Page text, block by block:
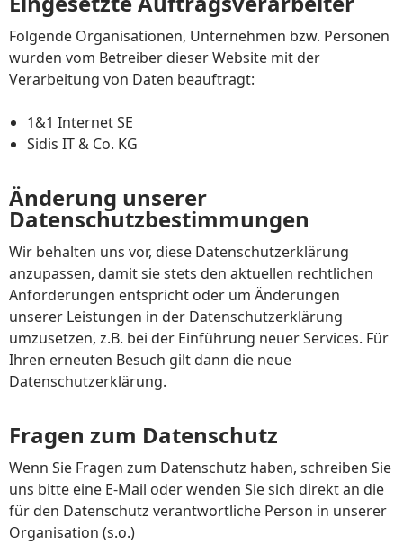
Folgende Organisationen, Unternehmen bzw. Personen
wurden vom Betreiber dieser Website mit der
Verarbeitung von Daten beauftragt:
1&1 Internet SE
Sidis IT & Co. KG
Änderung unserer
Datenschutzbestimmungen
Wir behalten uns vor, diese Datenschutzerklärung
anzupassen, damit sie stets den aktuellen rechtlichen
Anforderungen entspricht oder um Änderungen
unserer Leistungen in der Datenschutzerklärung
umzusetzen, z.B. bei der Einführung neuer Services. Für
Ihren erneuten Besuch gilt dann die neue
Datenschutzerklärung.
Fragen zum Datenschutz
Wenn Sie Fragen zum Datenschutz haben, schreiben Sie
uns bitte eine E-Mail oder wenden Sie sich direkt an die
für den Datenschutz verantwortliche Person in unserer
Organisation (s.o.)